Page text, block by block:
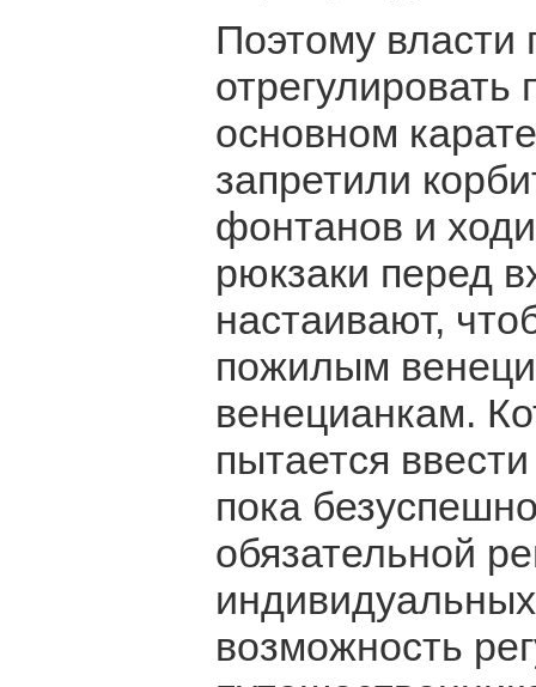
Поэтому власти
основном
запретили
фонтанов и
рюкзаки перед
настаивают,
пожилым
венецианкам.
пытается
пока
обязательной
возможность